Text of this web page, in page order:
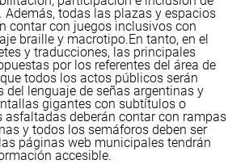
Además, todas las plazas y espacios
contar con juegos inclusivos con
braille y macrotipo.En tanto, en el
y traducciones, las principales
por los referentes del área de
todos los actos públicos serán
del lenguaje de señas argentinas y
gigantes con subtítulos o
asfaltadas deberán contar con rampas
y todos los semáforos deben ser
páginas web municipales tendrán
accesible.